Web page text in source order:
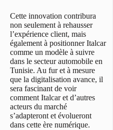
Cette innovation contribura
non seulement à rehausser
l’expérience client, mais
également à positionner Italcar
comme un modèle à suivre
dans le secteur automobile en
Tunisie. Au fur et à mesure
que la digitalisation avance, il
sera fascinant de voir
comment Italcar et d’autres
acteurs du marché
s’adapteront et évolueront
dans cette ère numérique.